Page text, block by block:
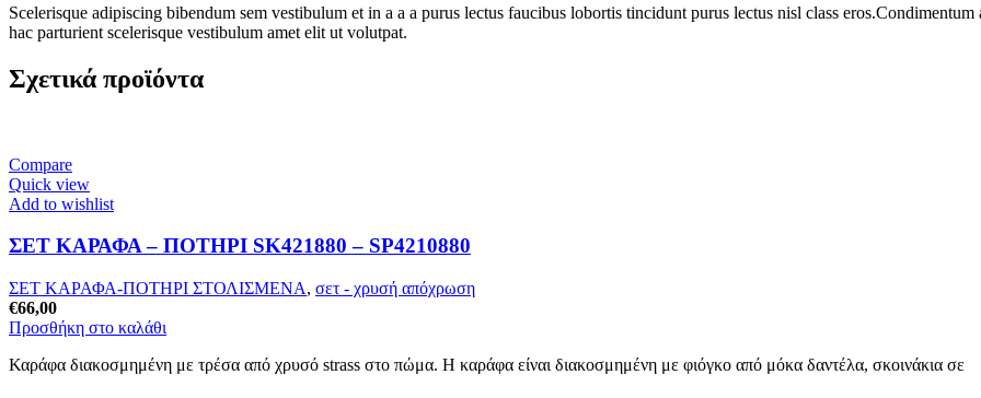
Scelerisque adipiscing bibendum sem vestibulum et in a a a purus lectus faucibus lobortis tincidunt purus lectus nisl class
hac parturient scelerisque vestibulum amet elit ut volutpat.
Σχετικά προϊόντα
Compare
Quick view
Add to wishlist
ΣΕΤ ΚΑΡΑΦΑ – ΠΟΤΗΡΙ SK421880 – SP4210880
ΣΕΤ ΚΑΡΑΦΑ-ΠΟΤΗΡΙ ΣΤΟΛΙΣΜΕΝΑ, σετ - χρυσή απόχρωση
€66,00
Προσθήκη στο καλάθι
Καράφα διακοσμημένη με τρέσα από χρυσό strass στο πώμα. Η καράφα είναι διακοσμημένη με φιόγκο από μόκα δαντέλα, σκοινάκια σε